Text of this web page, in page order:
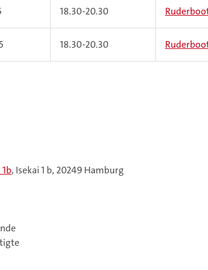
18.30-20.30
18.30-20.30
, Isekai 1 b, 20249 Hamburg